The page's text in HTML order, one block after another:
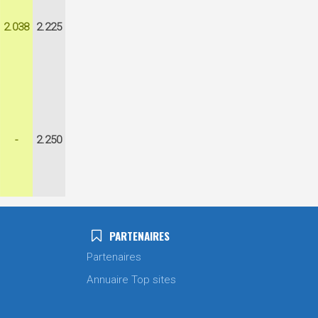
2.038 2.225
- 2.250
PARTENAIRES
Partenaires
Annuaire Top sites